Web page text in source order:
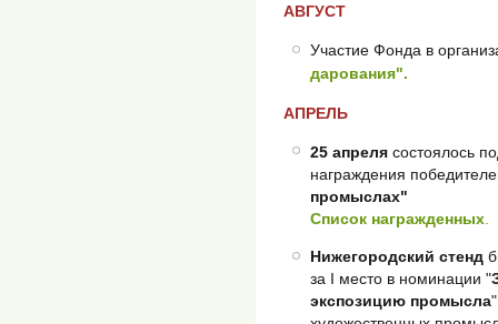
АВГУСТ
Участие Фонда в
дарования".
АПРЕЛЬ
25 апреля состоялось
награждения
промыслах"
Cписок награжденных
Нижегородский стенд
за I место в номинации "
экспозицию промысла